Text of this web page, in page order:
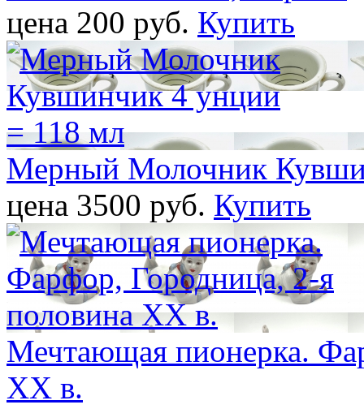
цена 200 pуб. Купить
Мерный Молочник
цена 3500 pуб. Купить
Мечтающая пионерка.
ХХ в.